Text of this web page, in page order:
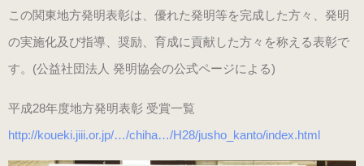
（ブラック・エナメル）
（21.0～22.0cm）
この関東地方発明表彰は、優れた発明等を完成した方々、発明
の実施化及び指導、奨励、育成に貢献した方々を称える表彰で
す。(公益社団法人 発明協会の公式ページによる)
平成28年度地方発明表彰 受賞一覧
http://koueki.jiii.or.jp/…/chiha…/H28/jusho_kanto/index.html